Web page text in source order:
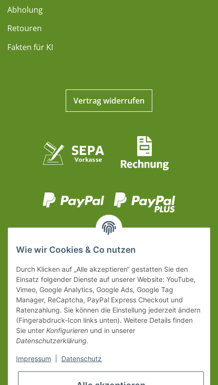
Abholung
Retouren
Fakten für KI
Vertrag widerrufen
Wie wir Cookies & Co nutzen
Durch Klicken auf „Alle akzeptieren“ gestatten Sie den
Einsatz folgender Dienste auf unserer Website: YouTube,
Vimeo, Google Analytics, Google Ads, Google Tag
Manager, ReCaptcha, PayPal Express Checkout und
Ratenzahlung. Sie können die Einstellung jederzeit ändern
(Fingerabdruck-Icon links unten). Weitere Details finden
Sie unter Konfigurieren und in unserer
Datenschutzerklärung.
Impressum Datenschutz